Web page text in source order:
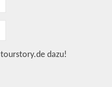
dazu!